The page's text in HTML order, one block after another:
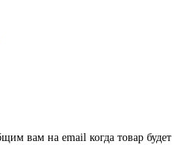
вам на email когда товар будет